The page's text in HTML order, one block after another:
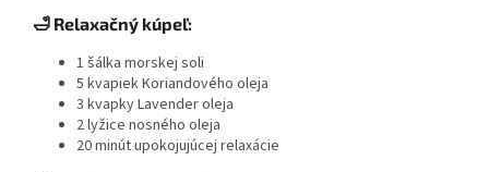
🛁 Relaxačný kúpeľ:
1 šálka morskej soli
5 kvapiek Koriandového oleja
3 kvapky Lavender oleja
2 lyžice nosného oleja
20 minút upokojujúcej relaxácie